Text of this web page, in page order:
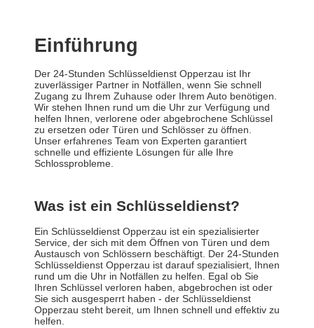
Einführung
Der 24-Stunden Schlüsseldienst Opperzau ist Ihr
zuverlässiger Partner in Notfällen, wenn Sie schnell
Zugang zu Ihrem Zuhause oder Ihrem Auto benötigen.
Wir stehen Ihnen rund um die Uhr zur Verfügung und
helfen Ihnen, verlorene oder abgebrochene Schlüssel
zu ersetzen oder Türen und Schlösser zu öffnen.
Unser erfahrenes Team von Experten garantiert
schnelle und effiziente Lösungen für alle Ihre
Schlossprobleme.
Was ist ein Schlüsseldienst?
Ein Schlüsseldienst Opperzau ist ein spezialisierter
Service, der sich mit dem Öffnen von Türen und dem
Austausch von Schlössern beschäftigt. Der 24-Stunden
Schlüsseldienst Opperzau ist darauf spezialisiert, Ihnen
rund um die Uhr in Notfällen zu helfen. Egal ob Sie
Ihren Schlüssel verloren haben, abgebrochen ist oder
Sie sich ausgesperrt haben - der Schlüsseldienst
Opperzau steht bereit, um Ihnen schnell und effektiv zu
helfen.